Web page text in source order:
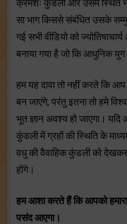
क्रमशः कुंडली और उसमें स्थित
सा भाग किससे संबंधित उसके
गई सभी वीडियो को
बनाया गया है जो कि आधुनिक युग
हम यह दावा तो नहीं करते कि
बन जाएंगे, परंतु इतना तो हमे
भूत ज्ञान अवश्य हो जाएगा।
कुंडली में ग्रहों की स्थिति के
वधु की वैवाहिक कुंडली को
होंगे।
हम आशा करते हैं कि आपको हमारा
पसंद आएगा।